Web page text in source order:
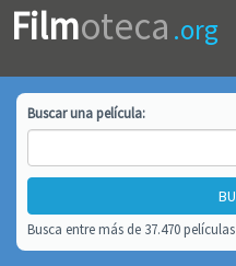
Filmoteca .org
Buscar unapelícula:
Busca entre más de 37.470 películas